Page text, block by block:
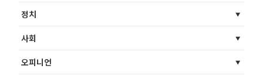
정치
사회
오피니언